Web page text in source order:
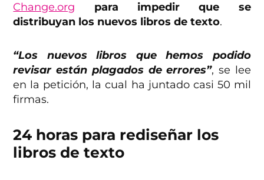
Change.org
para impedir que se
distribuyan los nuevos libros de texto.
“Los nuevos libros que hemos podido
revisar están plagados de errores”, se lee
en la petición, la cual ha juntado casi 50 mil
firmas.
24 horas para rediseñar los
libros de texto